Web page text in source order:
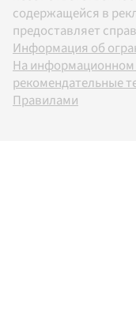
содержащейся в
предоставляет
Информация об
На информационном
рекомендательные
Правилами